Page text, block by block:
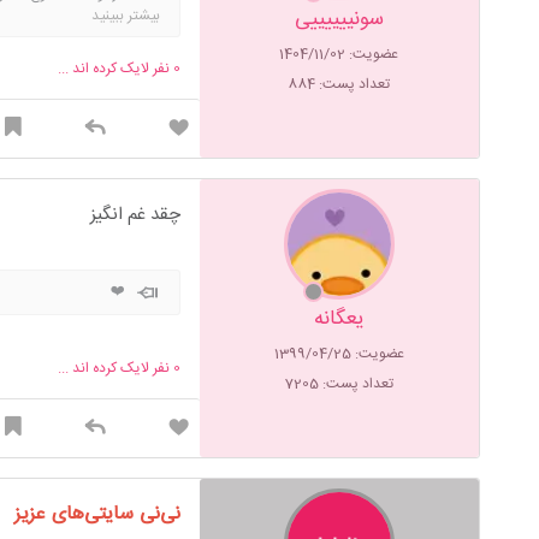
سونییییییی
عضویت: 1404/11/02
تعداد پست: 884
بیشتر ببینید
0 نفر لایک کرده اند ...
یعگانه
عضویت: 1399/04/25
تعداد پست: 7205
چقد غم انگیز
❤️
0 نفر لایک کرده اند ...
نی‌نی سایتی‌های عزیز